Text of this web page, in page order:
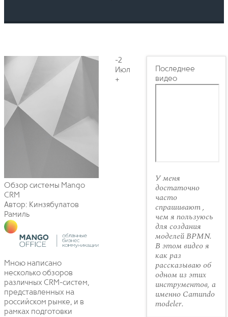
Обзор системы Mango
CRM
Автор: Кинзябулатов
Рамиль
Мною написано
несколько обзоров
различных CRM-систем,
представленных на
российском рынке, и в
рамках подготовки
-2
Июл
+
Последнее
видео
У меня
достаточно
часто
спрашивают ,
чем я пользуюсь
для создания
моделей BPMN.
В этом видео я
как раз
рассказываю об
одном из этих
инструментов, а
именно Camundo
modeler.